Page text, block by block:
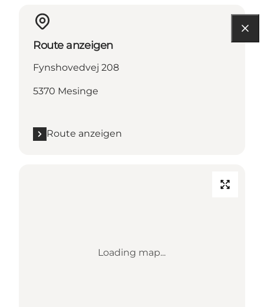
Route anzeigen
Fynshovedvej 208
5370 Mesinge
Route anzeigen
Loading map...